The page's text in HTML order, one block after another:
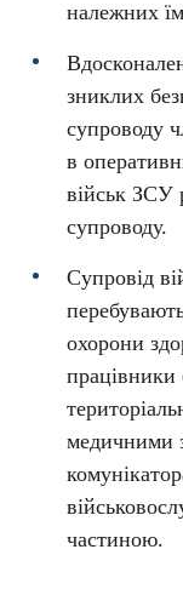
належних
зниклих
супроводу
в
військ ЗСУ
супроводу.
Супровід
охорони
медичними
частиною.